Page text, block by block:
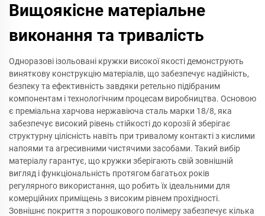
Вищоякісне матеріальне
виконання та тривалість
Одноразові ізольовані кружки високої якості демонструють
виняткову конструкцію матеріалів, що забезпечує надійність,
безпеку та ефективність завдяки ретельно підібраним
компонентам і технологічним процесам виробництва. Основою
є преміальна харчова нержавіюча сталь марки 18/8, яка
забезпечує високий рівень стійкості до корозії й зберігає
структурну цілісність навіть при тривалому контакті з кислими
напоями та агресивними чистячими засобами. Такий вибір
матеріалу гарантує, що кружки зберігають свій зовнішній
вигляд і функціональність протягом багатьох років
регулярного використання, що робить їх ідеальними для
комерційних приміщень з високим рівнем прохідності.
Зовнішнє покриття з порошкового полімеру забезпечує кілька